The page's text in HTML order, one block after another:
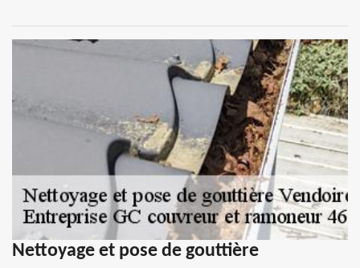
Nettoyage et pose de gouttière